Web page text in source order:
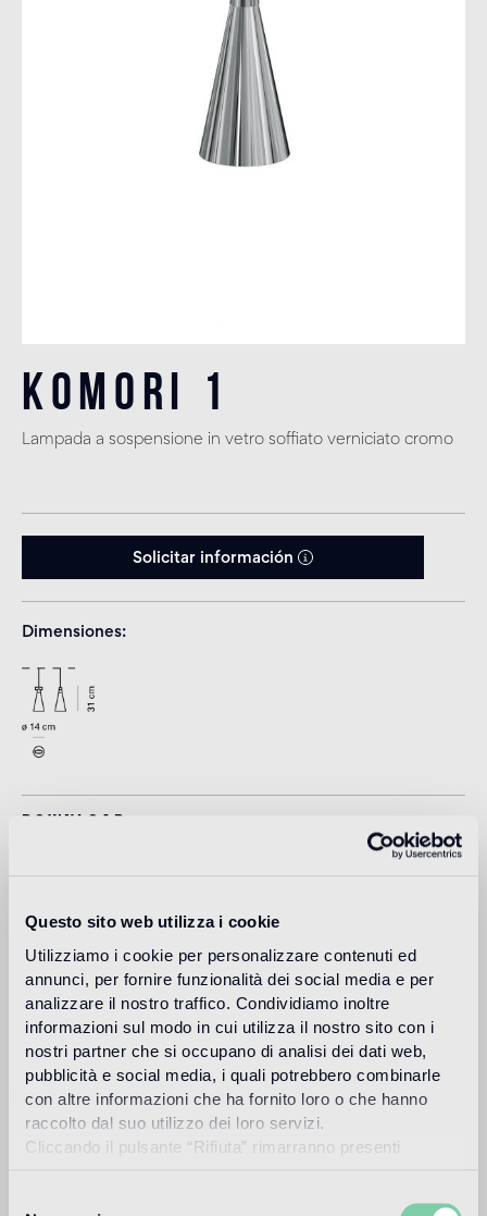
Questo sito web utilizza i cookie
Utilizziamo i cookie per personalizzare contenuti ed
annunci, per fornire funzionalità dei social media e per
analizzare il nostro traffico. Condividiamo inoltre
informazioni sul modo in cui utilizza il nostro sito con i
nostri partner che si occupano di analisi dei dati web,
pubblicità e social media, i quali potrebbero combinarle
con altre informazioni che ha fornito loro o che hanno
raccolto dal suo utilizzo dei loro servizi.
Cliccando il pulsante “Rifiuta” rimarranno presenti
Komori 1
Lampada a sospensione in vetro soffiato verniciato cromo
Solicitar información
Dimensiones
Download
studio nendo
Nendo es una firma de diseño fundada en 2002 en Tokio
cuyo director es Oki Sato (nacido en Canadá en 1977,
Master en Arquitectura por la Universidad de Waseda). El
estudio logra su objetivo de provocar en la gente un
pequeño momento "!" a través de una práctica
multidisciplinaria que se vale de medios como la
arquitectura, los interiores, los muebles, los productos
Nendo ha recibido numerosos premios y reconocimientos: